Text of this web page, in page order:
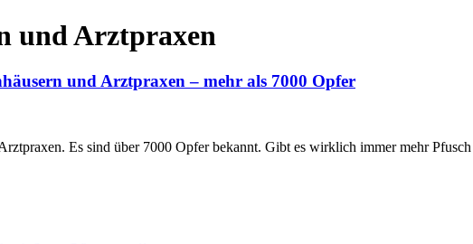
und Arztpraxen
und Arztpraxen – mehr als 7000 Opfer
Es sind über 7000 Opfer bekannt. Gibt es wirklich immer mehr